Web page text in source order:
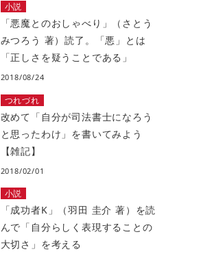
小説
「悪魔とのおしゃべり」（さとう
みつろう 著）読了。「悪」とは
「正しさを疑うことである」
2018/08/24
つれづれ
改めて「自分が司法書士になろう
と思ったわけ」を書いてみよう
【雑記】
2018/02/01
小説
「成功者K」（羽田 圭介 著）を読
んで「自分らしく表現することの
大切さ」を考える